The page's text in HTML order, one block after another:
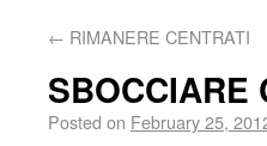
← RIMANERE CENTRATI
SBOCCIARE
Posted on February 25,